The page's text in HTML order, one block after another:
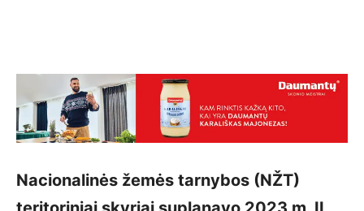
Nacionalinės žemės tarnybos (NŽT)